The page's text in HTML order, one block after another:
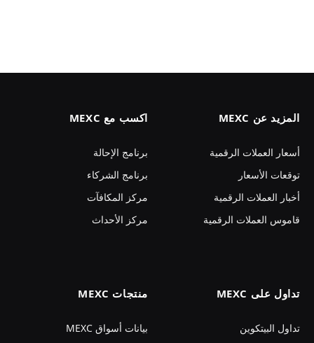
المزيد عن MEXC
أسعار العملات الرقمية
توقعات الأسعار
أخبار العملات الرقمية
قاموس العملات الرقمية
اكسب مع MEXC
برنامج الإحالة
برنامج الشركاء
مركز المكافآت
مركز الأحداث
تداول على MEXC
تداول البيتكوين
منتجات MEXC
بيانات أسواق MEXC